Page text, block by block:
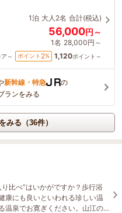
1泊 大人2名 合計(税込)
56,000円～
1名 28,000円～
～ ポイント 2% 1,120ポイント～
新幹線・特急
の
ランをみる
みる（36件）
比べ”はいかがですか？歩行浴
康にも良いといわれる珍しい温
温泉でお寛ぎください。山江の